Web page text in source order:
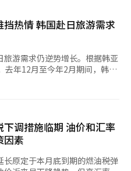
，不应由政府承担。 首尔
成的亏损持续缺乏补偿机制，
可能影响地铁安全设施投资等
域。7-Eleven近期推出售价
进一步推出袜子等服饰类产
年的160家增长至2024年底
力的核心手段。不仅当前销量
力，今后将持续扩大产品种
菜包饭”【图片来源 易买得24】
放缓，但截至本月10日，家庭
。 央行当天表示，
率可能低于2月预测的1.5%。
续，出口增长动能减弱。此
（CPI）涨幅将低于2%。 央
长构成下行压力，有必要密切
演变趋势。这显示出在全球经
取更为审慎的态度，力求在推
的背景下，韩国央行可能将在
券经济学家安永镇（音）表
有所扩大，但总统大选或将对
会会议并主持会议。【图片提
从品类来看，原
品（0.7%）、资本品（1.6%）
。具体来看，矿产品（-3.7%）
幅显著，其中，原油
烷气（-2.4%）及二次电池
落。 央行分析指出，
2月的平均1445.56韩元上涨至
幅回落成为主导进口物价走
价格延续下行趋势，环比下降
涨约0.3%。当前市场不确定性
将对进口物价产生显著影
计入进口物价调查因素，但全
业定价策略等因素仍可能对物
挡热情 韩国赴日旅游需求
游需求仍逆势增长。根据韩亚
去年12月至今年2月期间，韩国
人，消费总额约为2275亿韩元
同期分别增长32.6%和
率回升，旅游需求并未显著降
本国家旅游局
访日游客达96.71万人，同比增
下调措施临期 油价和汇率
因素
原定于本月底到期的燃油税弹